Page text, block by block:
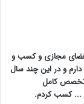
مجازی و کسب و
دارم و در این چند سال
تخصص کامل
... کسب کردم.